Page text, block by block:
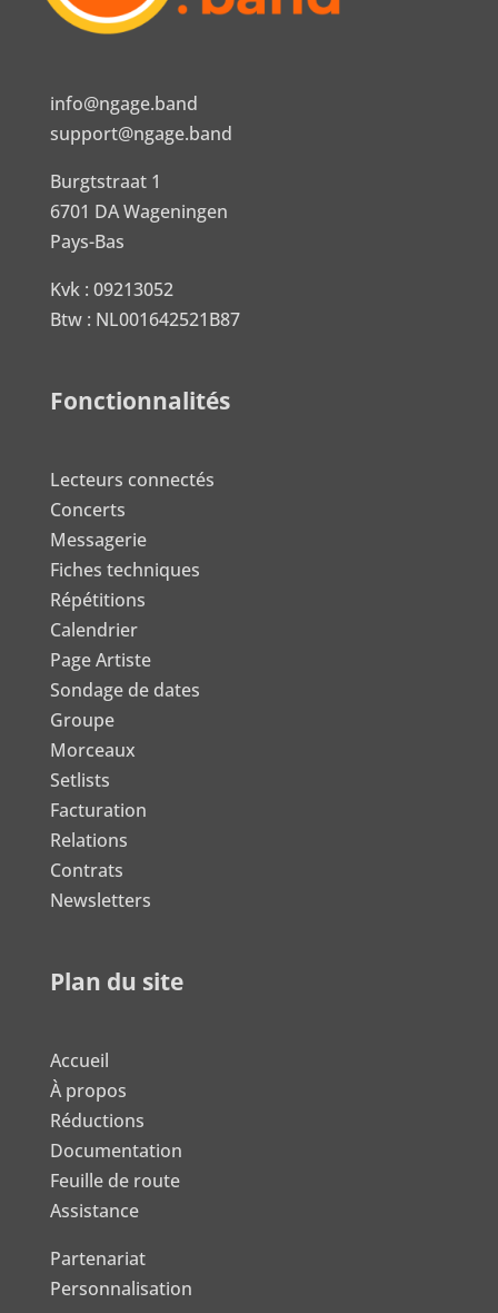
info@ngage.band
support@ngage.band
Burgtstraat 1
6701 DA Wageningen
Pays-Bas
Kvk : 09213052
Btw : NL001642521B87
Fonctionnalités
Lecteurs connectés
Concerts
Messagerie
Fiches techniques
Répétitions
Calendrier
Page Artiste
Sondage de dates
Groupe
Morceaux
Setlists
Facturation
Relations
Contrats
Newsletters
Plan du site
Accueil
À propos
Réductions
Documentation
Feuille de route
Assistance
Partenariat
Personnalisation